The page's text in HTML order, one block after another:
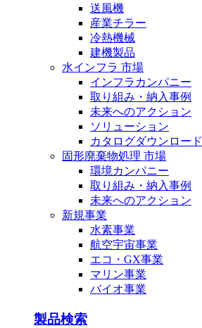
送風機
産業チラー
冷熱機械
建機製品
水インフラ 市場
インフラカンパニー
取り組み・納入事例
未来へのアクション
ソリューション
カタログダウンロード
固形廃棄物処理 市場
環境カンパニー
取り組み・納入事例
未来へのアクション
新規事業
水素事業
航空宇宙事業
エコ・GX事業
マリン事業
バイオ事業
製品検索